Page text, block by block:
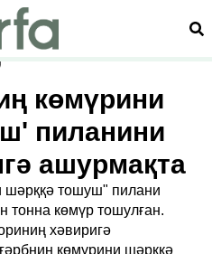
көмүрини
пиланини
ашурмақта
шәрққә тошуш" пилани
тонна көмүр тошулған.
хәвиригә
көмүрини шәрққә